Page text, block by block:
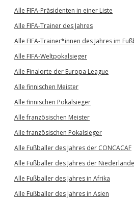
Alle FIFA-Präsidenten in einer Liste
Alle FIFA-Trainer des Jahres
Alle FIFA-Trainer*innen des Jahres im
Alle FIFA-Weltpokalsieger
Alle Finalorte der Europa League
Alle finnischen Meister
Alle finnischen Pokalsieger
Alle französischen Meister
Alle französischen Pokalsieger
Alle Fußballer des Jahres der CONCACAF
Alle Fußballer des Jahres der Niederlande
Alle Fußballer des Jahres in Afrika
Alle Fußballer des Jahres in Asien